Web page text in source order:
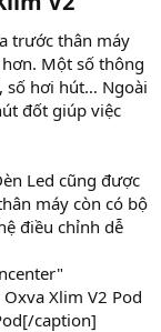
trước thân máy
Một số thông
số hơi hút… Ngoài
đốt giúp việc
Led cũng được
máy còn có bộ
điều chỉnh dễ
caption]